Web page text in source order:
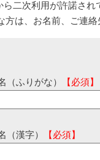
ら二次利用が許諾さ
方は、お名前、ご連
（ふりがな） 【必須】
（漢字） 【必須】